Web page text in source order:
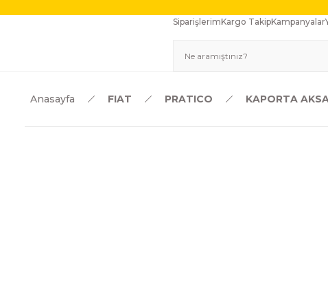
SiparişlerimKargo TakipKampanyalar
Anasayfa FIAT PRATICO KAPORTA